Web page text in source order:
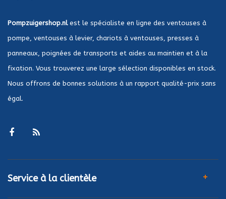
Pompzuigershop.nlest le spécialiste en ligne des ventouses à
pompe, ventouses à levier, chariots à ventouses, presses à
panneaux, poignées de transports et aides au maintien et à la
fixation. Vous trouverez une large sélection disponibles en stock.
Nous offrons de bonnes solutions à un rapport qualité-prix sans
égal.
Service à la clientèle